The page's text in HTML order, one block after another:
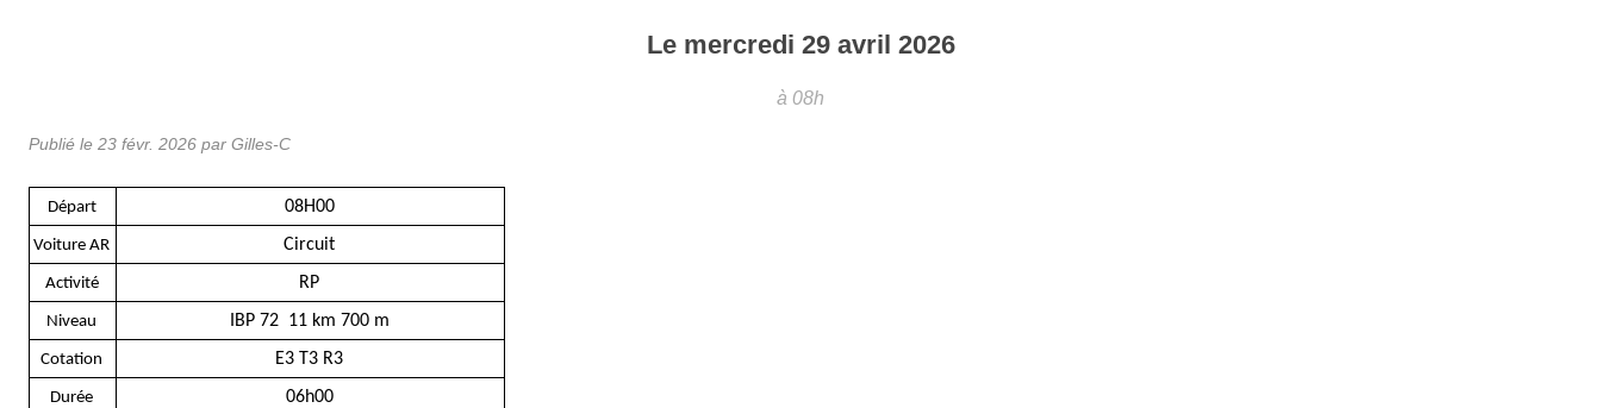
Le mercredi 29 avril 2026
à 08h
Publié le 23 févr. 2026 par Gilles-C
Départ 08H00
Voiture AR Circuit
Activité RP
Niveau IBP 72 11 km 700 m
Cotation E3 T3 R3
Durée 06h00